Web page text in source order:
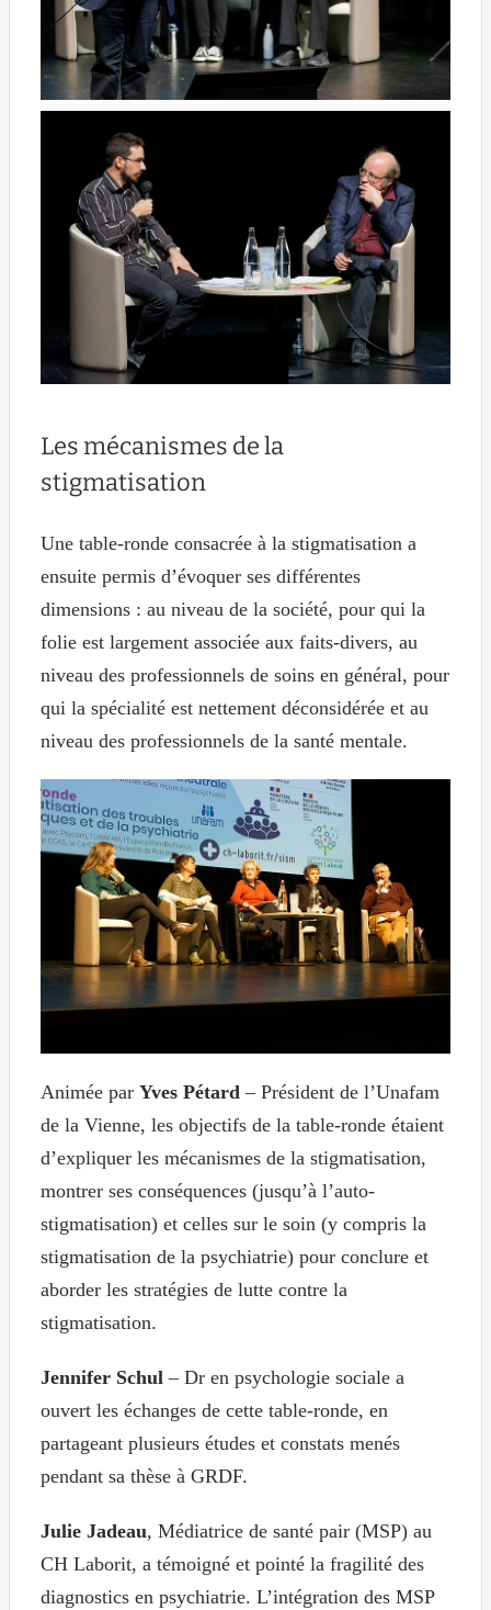
Les mécanismes de la
stigmatisation
Une table-ronde consacrée à la stigmatisation a
ensuite permis d’évoquer ses différentes
dimensions : au niveau de la société, pour qui la
folie est largement associée aux faits-divers, au
niveau des professionnels de soins en général, pour
qui la spécialité est nettement déconsidérée et au
niveau des professionnels de la santé mentale.
Animée par Yves Pétard – Président de l’Unafam
de la Vienne, les objectifs de la table-ronde étaient
d’expliquer les mécanismes de la stigmatisation,
montrer ses conséquences (jusqu’à l’auto-
stigmatisation) et celles sur le soin (y compris la
stigmatisation de la psychiatrie) pour conclure et
aborder les stratégies de lutte contre la
stigmatisation.
Jennifer Schul – Dr en psychologie sociale a
ouvert les échanges de cette table-ronde, en
partageant plusieurs études et constats menés
pendant sa thèse à GRDF.
Julie Jadeau, Médiatrice de santé pair (MSP) au
CH Laborit, a témoigné et pointé la fragilité des
diagnostics en psychiatrie. L’intégration des MSP